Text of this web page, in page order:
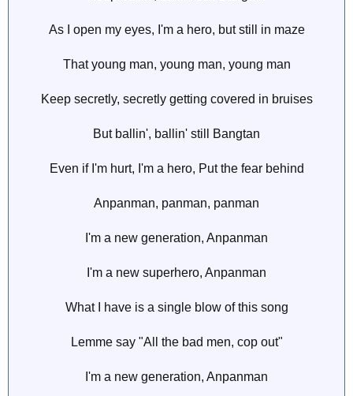
As I open my eyes, I'm a hero, but still in maze
That young man, young man, young man
Keep secretly, secretly getting covered in bruises
But ballin', ballin' still Bangtan
Even if I'm hurt, I'm a hero, Put the fear behind
Anpanman, panman, panman
I'm a new generation, Anpanman
I'm a new superhero, Anpanman
What I have is a single blow of this song
Lemme say "All the bad men, cop out"
I'm a new generation, Anpanman